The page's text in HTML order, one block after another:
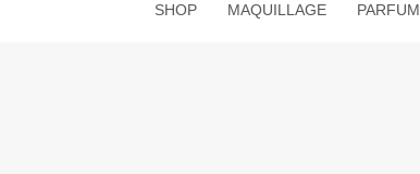
SHOP MAQUILLAGE PARFUM